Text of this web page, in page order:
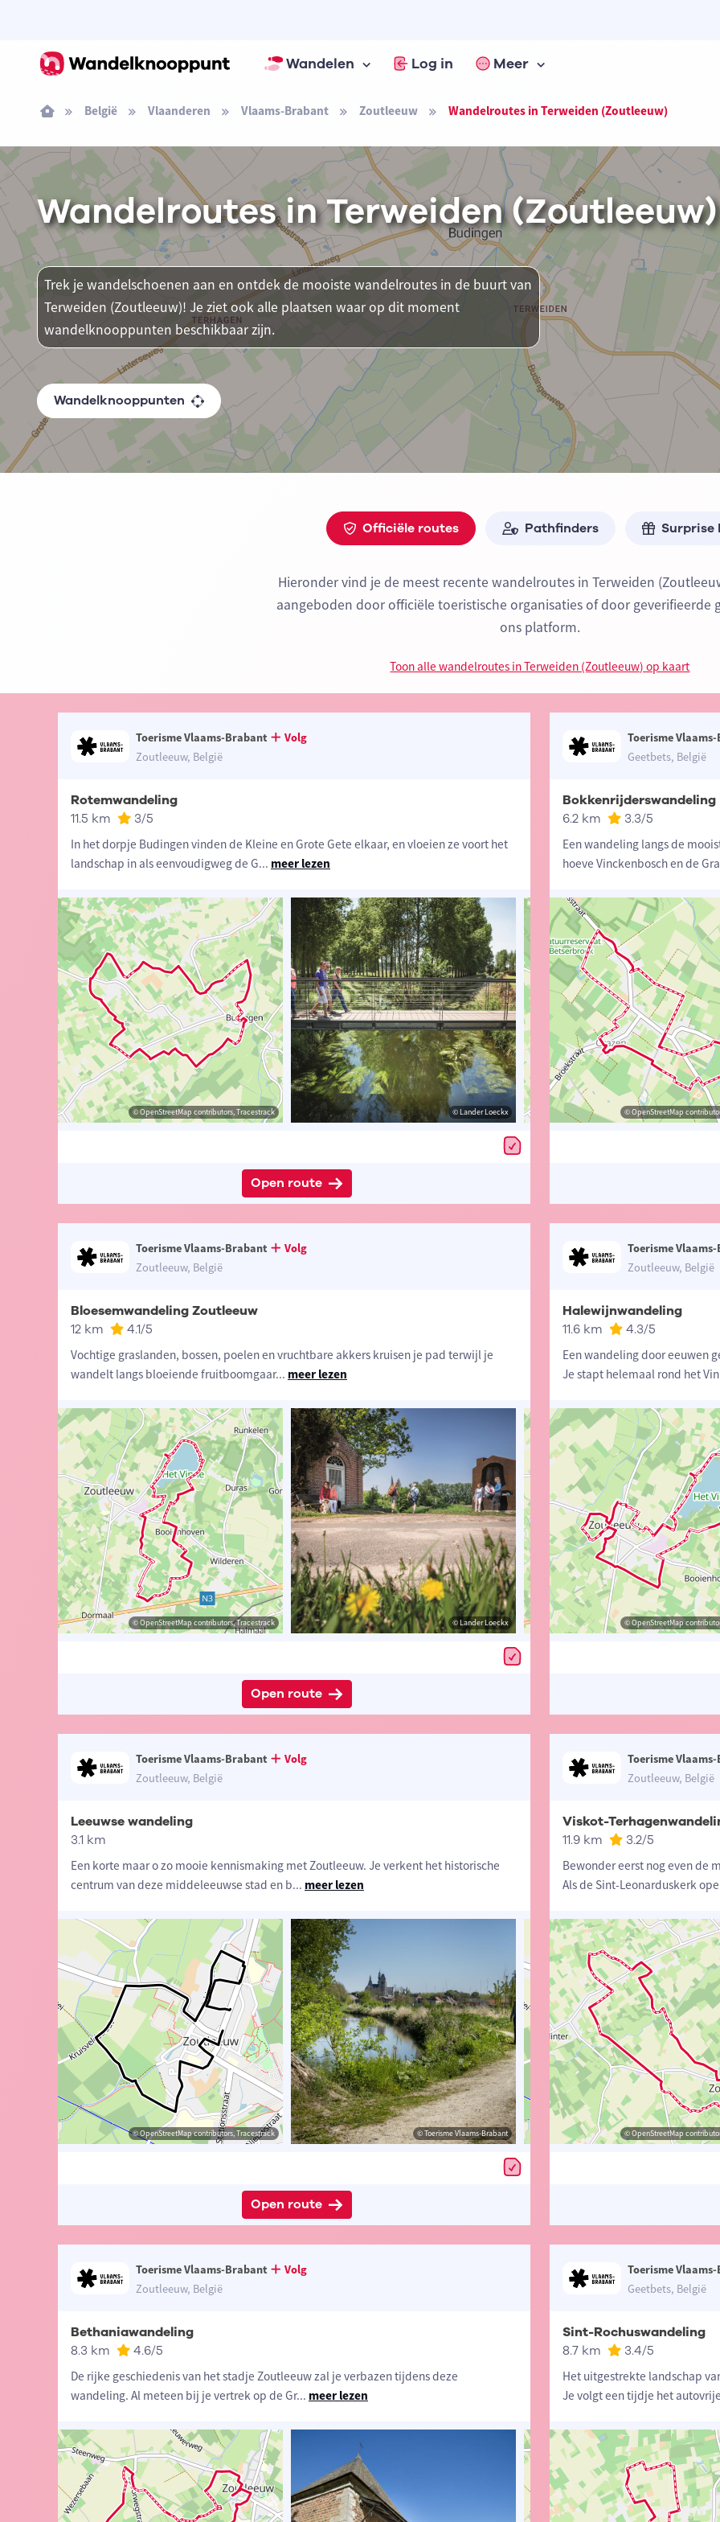
Wandelen Log in Meer
België Vlaanderen Vlaams-Brabant Zoutleeuw Wandelroutes in Terweiden (Zoutleeuw)
Wandelroutes in Terweiden (Zoutleeuw)
Trek je wandelschoenen aan en ontdek de mooiste wandelroutes in de buurt van
Terweiden (Zoutleeuw)! Je ziet ook alle plaatsen waar op dit moment
wandelknooppunten beschikbaar zijn.
Wandelknooppunten
Officiële routes Pathfinders Surprise
Hieronder vind je de meest recente wandelroutes in Terweiden
aangeboden door officiële toeristische organisaties of door geverifieerde
ons platform.
Toon alle wandelroutes in Terweiden (Zoutleeuw) op kaart
Toerisme Vlaams-Brabant
Volg
Zoutleeuw, België
Rotemwandeling
11.5 km 3/5
In het dorpje Budingen vinden de Kleine en Grote Gete elkaar, en vloeien ze voort het
landschap in als eenvoudigweg de G... meer lezen
© OpenStreetMap contributors, Tracestrack © Lander Loeckx © OpenStreetMap contributors,
Open route
Toerisme
Geetbets, België
Bokkenrijderswandeling
6.2 km 3.3/5
Een wandeling langs de
hoeve Vinckenbosch en de
© Lander Loeckx © OpenStreetMap contributors, Tracestrack © Lander Loeckx © OpenStreetMap
Toerisme Vlaams-Brabant
Volg
Zoutleeuw, België
Bloesemwandeling Zoutleeuw
12 km 4.1/5
Vochtige graslanden, bossen, poelen en vruchtbare akkers kruisen je pad terwijl je
wandelt langs bloeiende fruitboomgaar... meer lezen
© OpenStreetMap contributors, Tracestrack © Lander Loeckx © OpenStreetMap contributors,
Open route
Toerisme
Zoutleeuw, België
Halewijnwandeling
11.6 km 4.3/5
Een wandeling door eeuwen
Je stapt helemaal rond het
© Lander Loeckx © OpenStreetMap contributors, Tracestrack © Lander Loeckx © OpenStreetMap
Toerisme Vlaams-Brabant
Volg
Zoutleeuw, België
Leeuwse wandeling
3.1 km
Een korte maar o zo mooie kennismaking met Zoutleeuw. Je verkent het historische
centrum van deze middeleeuwse stad en b... meer lezen
© OpenStreetMap contributors, Tracestrack © Toerisme Vlaams-Brabant © OpenStreetMap contributors,
Open route
Toerisme
Zoutleeuw, België
Viskot-
11.9 km 3.2/5
Bewonder eerst nog even de
Als de Sint-Leonarduskerk
© Lander Loeckx © OpenStreetMap contributors, Tracestrack © Lander Loeckx © OpenStreetMap
Toerisme Vlaams-Brabant
Volg
Zoutleeuw, België
Bethaniawandeling
8.3 km 4.6/5
De rijke geschiedenis van het stadje Zoutleeuw zal je verbazen tijdens deze
wandeling. Al meteen bij je vertrek op de Gr... meer lezen
Toerisme
Geetbets, België
Sint-Rochuswandeling
8.7 km 3.4/5
Het uitgestrekte landschap
Je volgt een tijdje het autovrije